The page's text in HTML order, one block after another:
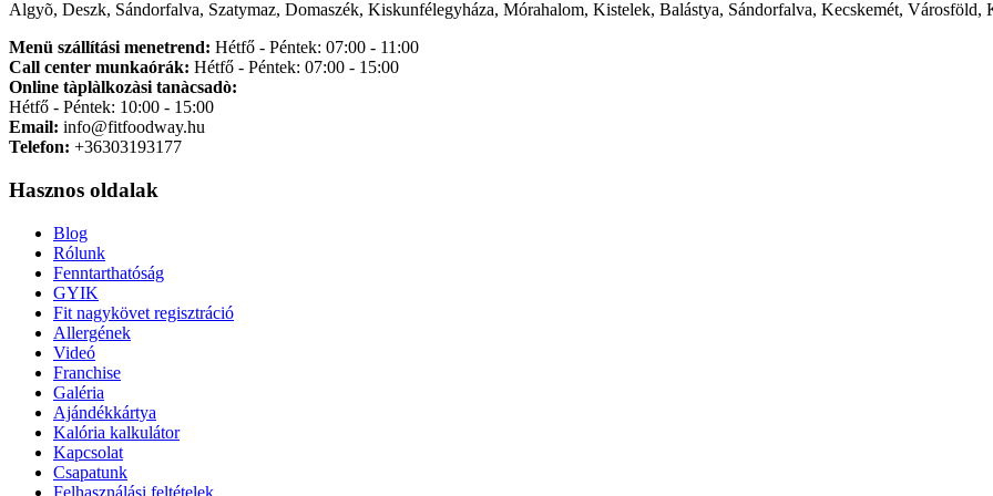
Algyõ, Deszk, Sándorfalva, Szatymaz, Domaszék, Kiskunfélegyháza, Mórahalom, Kistelek, Balástya, Sándorfalva, Kecskemét, Városföld,
Menü szállítási menetrend: Hétfő - Péntek: 07:00 - 11:00
Call center munkaórák: Hétfő - Péntek: 07:00 - 15:00
Online tàplàlkozàsi tanàcsadò:
Hétfő - Péntek: 10:00 - 15:00
Email: info@fitfoodway.hu
Telefon: +36303193177
Hasznos oldalak
Blog
Rólunk
Fenntarthatóság
GYIK
Fit nagykövet regisztráció
Allergének
Videó
Franchise
Galéria
Ajándékkártya
Kalória kalkulátor
Kapcsolat
Csapatunk
Felhasználási feltételek